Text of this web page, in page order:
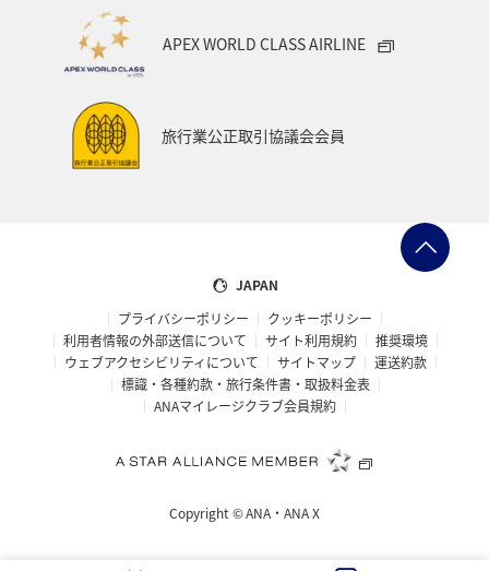
APEX WORLD CLASS AIRLINE
旅行業公正取引協議会会員
JAPAN
プライバシーポリシー
クッキーポリシー
利用者情報の外部送信について
サイト利用規約
推奨環境
ウェブアクセシビリティについて
サイトマップ
運送約款
標識・各種約款・旅行条件書・取扱料金表
ANAマイレージクラブ会員規約
Copyright ©ANA・ANA X